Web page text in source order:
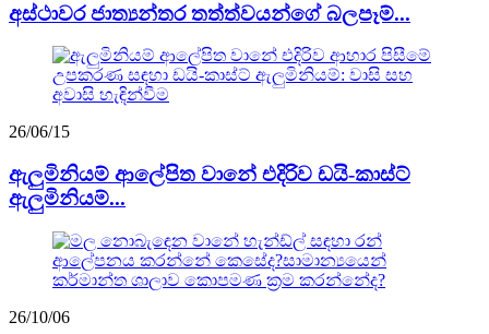
අස්ථාවර ජාත්‍යන්තර තත්ත්වයන්ගේ බලපෑම්...
26/06/15
ඇලුමිනියම් ආලේපිත වානේ එදිරිව ඩයි-කාස්ට්
ඇලුමිනියම්...
26/10/06